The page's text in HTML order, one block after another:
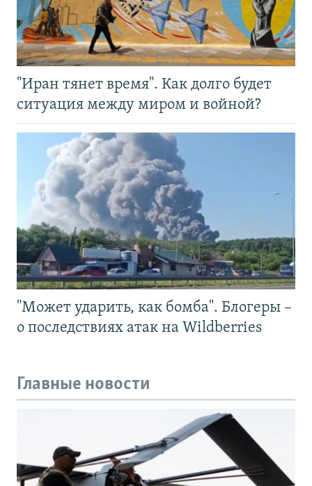
"Иран тянет время". Как долго будет
ситуация между миром и войной?
"Может ударить, как бомба". Блогеры –
о последствиях атак на Wildberries
Главные новости